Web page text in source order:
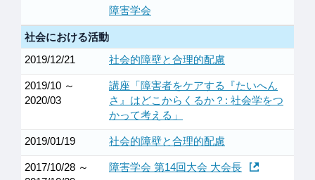
障害学会
社会における活動
2019/12/21
社会的障壁と合理的配慮
2019/10 ～
2020/03
講座「障害者をケアする『たいへん
さ』はどこからくるか？: 社会学をつ
かって考える」
2019/01/19 社会的障壁と合理的配慮
2017/10/28 ～
障害学会 第14回大会 大会長